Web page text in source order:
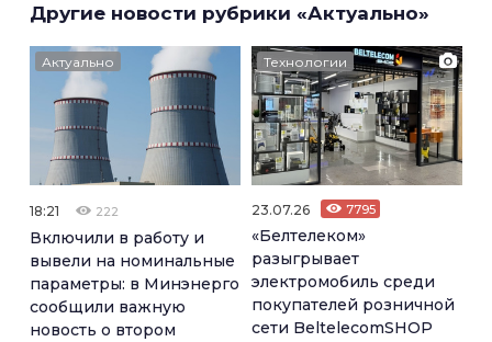
Другие новости рубрики «Актуально»
Актуально
18:21 222
Включили в работу и
вывели на номинальные
параметры: в Минэнерго
сообщили важную
новость о втором
Технологии
23.07.26 7795
«Белтелеком»
разыгрывает
электромобиль среди
покупателей розничной
сети BeltelecomSHOP